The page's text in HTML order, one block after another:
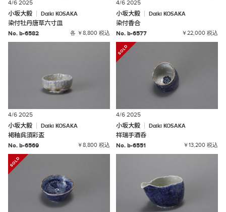
4/6 2025
小坂大毅
Daiki KOSAKA
染付牡丹唐草六寸皿
No. b-6582
各 ￥8,800 税込
4/6 2025
小坂大毅
Daiki KOSAKA
染付香合
No. b-6577
￥22,000 税込
4/6 2025
小坂大毅
Daiki KOSAKA
褐釉呉須彩盃
No. b-6569
￥8,800 税込
4/6 2025
小坂大毅
Daiki KOSAKA
祥瑞手酒呑
No. b-6551
￥13,200 税込